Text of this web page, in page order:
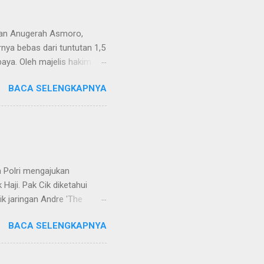
Anugerah Asmoro,
bebas dari tuntutan 1,5
Oleh majelis hakim
bahwa perbuatan
tindak pidana.
Atas dasar
Menanggapi hal
BACA SELENGKAPNYA
Polri mengajukan
Pak Cik diketahui
jaringan Andre 'The
(Dirtipidnarkoba)
menerangkan Pak Cik
di Malaysia. Namun,
BACA SELENGKAPNYA